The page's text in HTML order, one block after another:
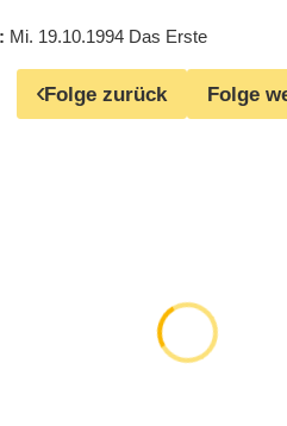
Mi. 19.10.1994 Das Erste
Folge zurück Folge